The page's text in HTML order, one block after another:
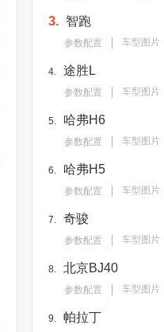
3. 智跑
参数配置 车型图片
4. 途胜L
参数配置 车型图片
5. 哈弗H6
参数配置 车型图片
6. 哈弗H5
参数配置 车型图片
7. 奇骏
参数配置 车型图片
8. 北京BJ40
参数配置 车型图片
9. 帕拉丁